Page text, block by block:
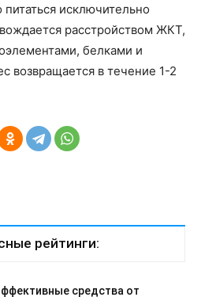
исключительно
расстройством ЖКТ,
белками и
возвращается в течение 1-2
рейтинги:
средства от